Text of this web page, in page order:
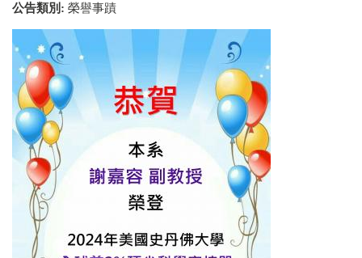
公告類別: 榮譽事蹟